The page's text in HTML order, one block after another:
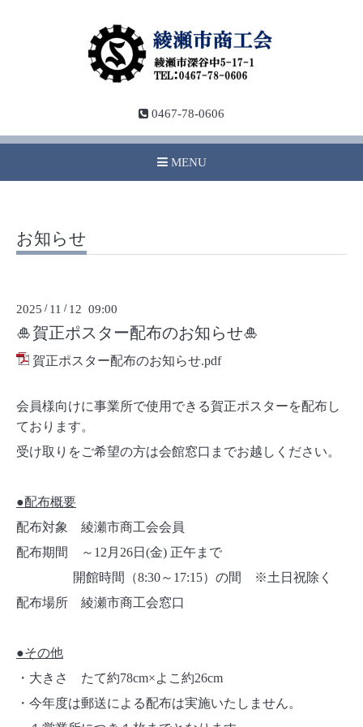
0467-78-0606
MENU
お知らせ
2025 / 11 / 12 09:00
🎍賀正ポスター配布のお知らせ🎍
賀正ポスター配布のお知らせ.pdf
会員様向けに事業所で使用できる賀正ポスターを配布し
ております。
受け取りをご希望の方は会館窓口までお越しください。
●配布概要
配布対象 綾瀬市商工会会員
配布期間 ～ 12 月 26日 (金) 正午まで
開館時間（8:30～ 17:15）の間 ※土日祝除く
配布場所 綾瀬市商工会窓口
●その他
・大きさ たて約78cm×よこ約26cm
・今年度は郵送による配布は実施いたしません。